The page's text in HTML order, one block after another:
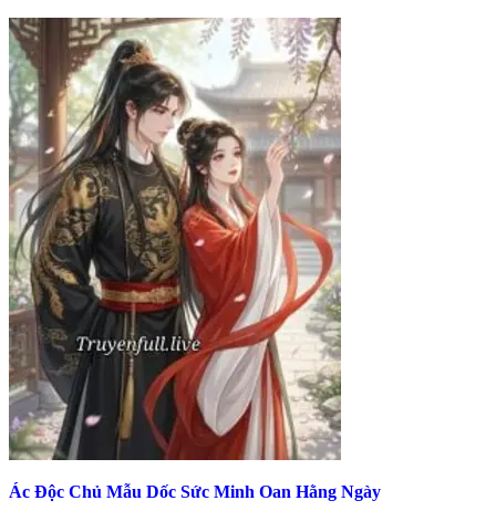
Ác Độc Chủ Mẫu Dốc Sức Minh Oan Hằng Ngày